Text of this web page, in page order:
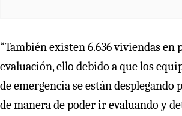
“También existen 6.636 viviendas en
evaluación, ello debido a que los
de emergencia se están
de manera de poder ir evaluando y